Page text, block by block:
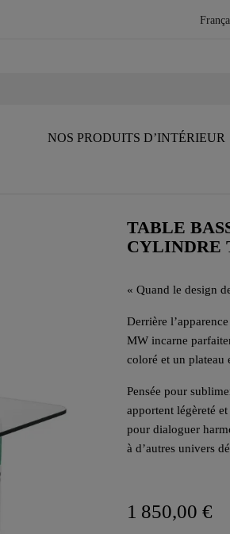
NOS PRODUITS D’INTÉRIEUR
TABLE
CYLINDRE
« Quand le design
Derrière
MW incarne
coloré et un plateau
Pensée pour
apportent légèreté
pour dialoguer
à d’autres univers
1 850,00 €